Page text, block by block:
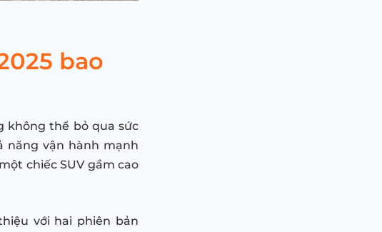
bao
không thể bỏ qua sức
năng vận hành mạnh
chiếc SUV gầm cao
với hai phiên bản